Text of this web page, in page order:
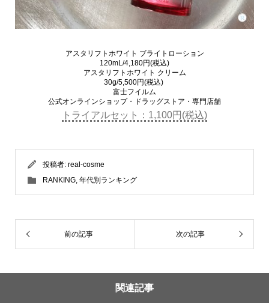
アスタリフトホワイト ブライトローション
120mL/4,180円(税込)
アスタリフトホワイト クリーム
30g/5,500円(税込)
富士フイルム
公式オンラインショップ・ドラッグストア・専門店舗
トライアルセット：1,100円(税込)
投稿者: real-cosme
RANKING 年代別ランキング
前の記事 次の記事
関連記事